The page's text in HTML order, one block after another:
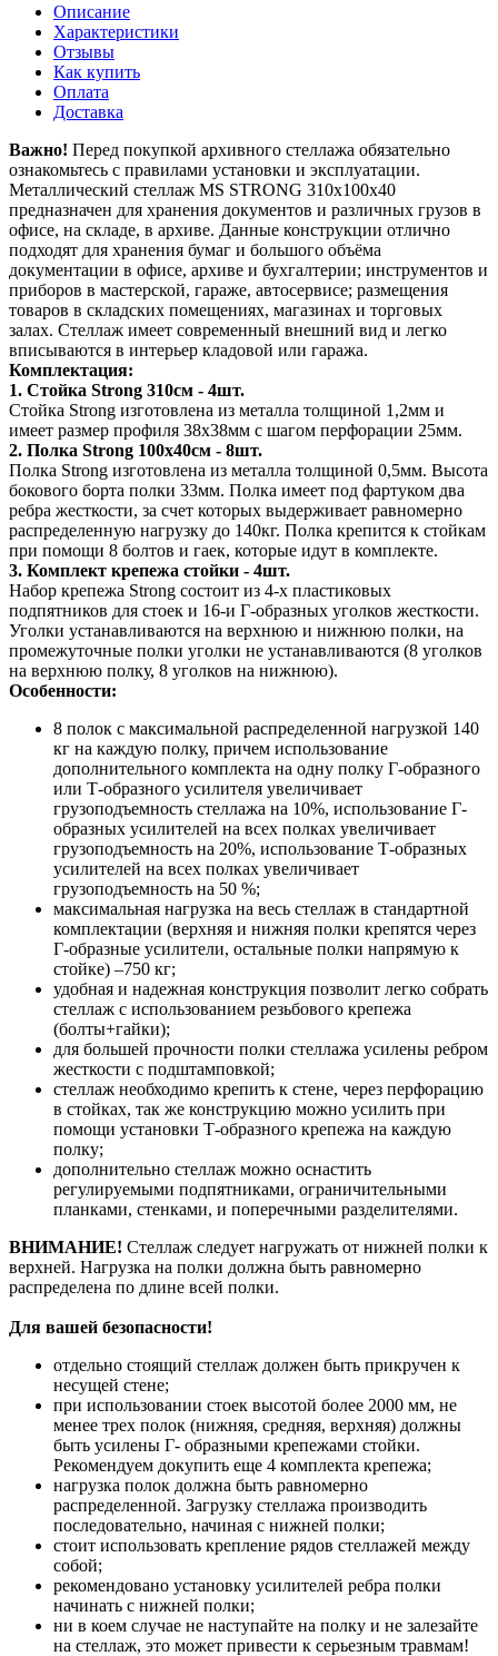
Описание
Характеристики
Отзывы
Как купить
Оплата
Доставка
Важно! Перед покупкой архивного стеллажа обязательно
ознакомьтесь с правилами установки и эксплуатации.
Металлический стеллаж MS STRONG 310х100х40
предназначен для хранения документов и различных грузов в
офисе, на складе, в архиве. Данные конструкции отлично
подходят для хранения бумаг и большого объёма
документации в офисе, архиве и бухгалтерии; инструментов и
приборов в мастерской, гараже, автосервисе; размещения
товаров в складских помещениях, магазинах и торговых
залах. Стеллаж имеет современный внешний вид и легко
вписываются в интерьер кладовой или гаража.
Комплектация:
1. Стойка Strong 310см - 4шт.
Стойка Strong изготовлена из металла толщиной 1,2мм и
имеет размер профиля 38х38мм с шагом перфорации 25мм.
2. Полка Strong 100х40см - 8шт.
Полка Strong изготовлена из металла толщиной 0,5мм. Высота
бокового борта полки 33мм. Полка имеет под фартуком два
ребра жесткости, за счет которых выдерживает равномерно
распределенную нагрузку до 140кг. Полка крепится к стойкам
при помощи 8 болтов и гаек, которые идут в комплекте.
3. Комплект крепежа стойки - 4шт.
Набор крепежа Strong состоит из 4-х пластиковых
подпятников для стоек и 16-и Г-образных уголков жесткости.
Уголки устанавливаются на верхнюю и нижнюю полки, на
промежуточные полки уголки не устанавливаются (8 уголков
на верхнюю полку, 8 уголков на нижнюю).
Особенности:
8 полок с максимальной распределенной нагрузкой 140
кг на каждую полку, причем использование
дополнительного комплекта на одну полку Г-образного
или Т-образного усилителя увеличивает
грузоподъемность стеллажа на 10%, использование Г-
образных усилителей на всех полках увеличивает
грузоподъемность на 20%, использование Т-образных
усилителей на всех полках увеличивает
грузоподъемность на 50 %;
максимальная нагрузка на весь стеллаж в стандартной
комплектации (верхняя и нижняя полки крепятся через
Г-образные усилители, остальные полки напрямую к
стойке) –750 кг;
удобная и надежная конструкция позволит легко собрать
стеллаж с использованием резьбового крепежа
(болты+гайки);
для большей прочности полки стеллажа усилены ребром
жесткости с подштамповкой;
стеллаж необходимо крепить к стене, через перфорацию
в стойках, так же конструкцию можно усилить при
помощи установки Т-образного крепежа на каждую
полку;
дополнительно стеллаж можно оснастить
регулируемыми подпятниками, ограничительными
планками, стенками, и поперечными разделителями.
ВНИМАНИЕ! Стеллаж следует нагружать от нижней полки к
верхней. Нагрузка на полки должна быть равномерно
распределена по длине всей полки.
Для вашей безопасности!
отдельно стоящий стеллаж должен быть прикручен к
несущей стене;
при использовании стоек высотой более 2000 мм, не
менее трех полок (нижняя, средняя, верхняя) должны
быть усилены Г- образными крепежами стойки.
Рекомендуем докупить еще 4 комплекта крепежа;
нагрузка полок должна быть равномерно
распределенной. Загрузку стеллажа производить
последовательно, начиная с нижней полки;
стоит использовать крепление рядов стеллажей между
собой;
рекомендовано установку усилителей ребра полки
начинать с нижней полки;
ни в коем случае не наступайте на полку и не залезайте
на стеллаж, это может привести к серьезным травмам!